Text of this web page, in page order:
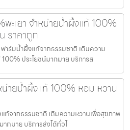
ะเยา จำหน่ายน้ำผึ้งแท้ 100%
ราคาถูก
าร์มน้ำผึ้งแท้จากธรรมชาติ เติมความ
ประโยชน์มากมาย บริการส
ายน้ำผึ้งแท้ 100% หอม หวาน
จากธรรมชาติ เติมความหวานเพื่อสุขภาพ
กมาย บริการส่งได้ทั่วไ